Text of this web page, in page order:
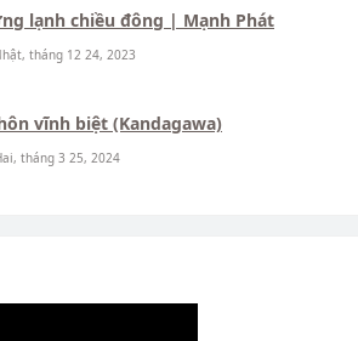
lạnh chiều đông | Mạnh Phát
tháng 12 24, 2023
vĩnh biệt (Kandagawa)
tháng 3 25, 2024